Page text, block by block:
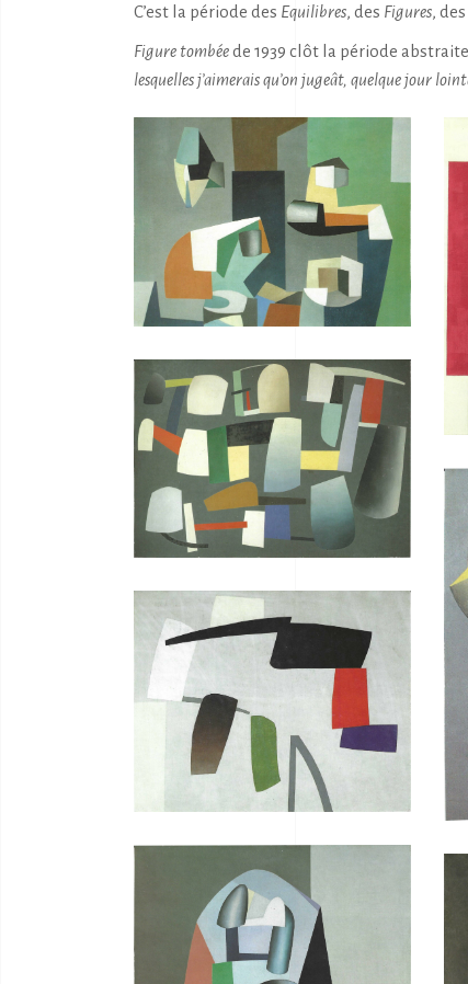
C’est la période des Equilibres, des Figures, des
Figure tombéede 1939 clôt la période
lesquelles j’aimerais qu’on jugeât, quelque jour